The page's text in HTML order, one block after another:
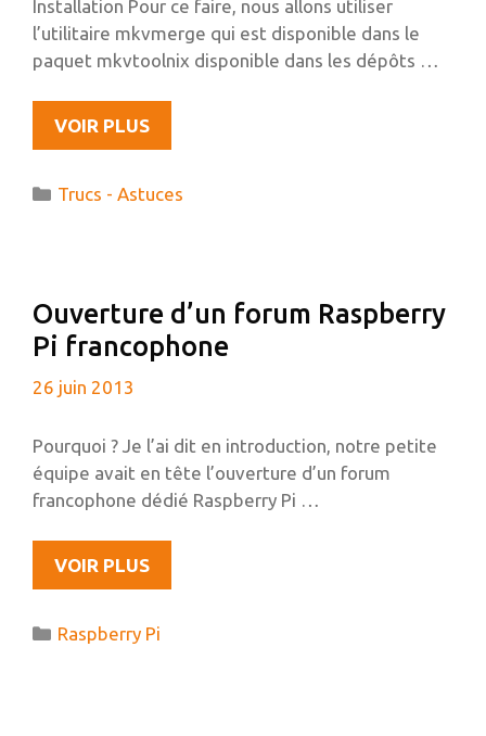
Installation Pour ce faire, nous allons utiliser
l’utilitaire mkvmerge qui est disponible dans le
paquet mkvtoolnix disponible dans les dépôts …
VOIR PLUSINTÉGRER
DES
TITRES
MKV
Catégories
Trucs - Astuces
Ouverture d’un forum Raspberry
Pi francophone
26 juin 2013
Pourquoi ? Je l’ai dit en introduction, notre petite
équipe avait en tête l’ouverture d’un forum
francophone dédié Raspberry Pi …
VOIR PLUSOUVERTURE
D’UN
RASPBERRY
Catégories
Raspberry Pi